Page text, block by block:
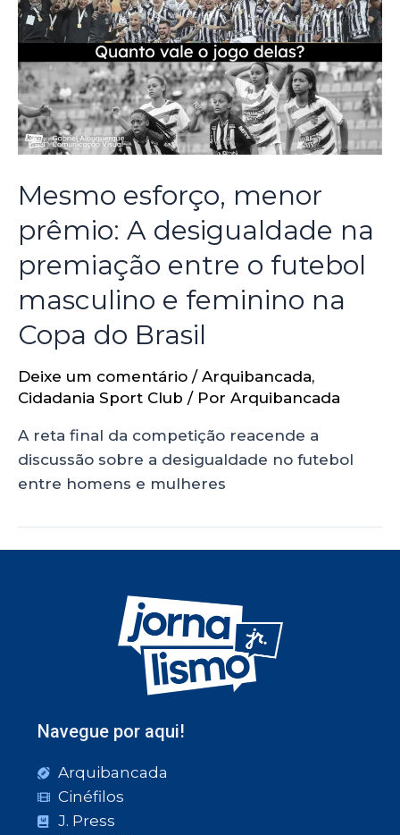
Mesmo esforço, menor
prêmio: A desigualdade na
premiação entre o futebol
masculino e feminino na
Copa do Brasil
Deixe um comentário / Arquibancada,
Cidadania Sport Club / Por Arquibancada
A reta final da competição reacende a
discussão sobre a desigualdade no futebol
entre homens e mulheres
Navegue por aqui!
Arquibancada
Cinéfilos
J. Press